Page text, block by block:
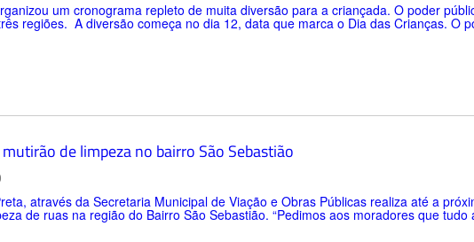
um cronograma repleto de muita diversão para a criançada. O poder
regiões. A diversão começa no dia 12, data que marca o Dia das Crianças. O
de limpeza no bairro São Sebastião
através da Secretaria Municipal de Viação e Obras Públicas realiza até a
de ruas na região do Bairro São Sebastião. “Pedimos aos moradores que tudo